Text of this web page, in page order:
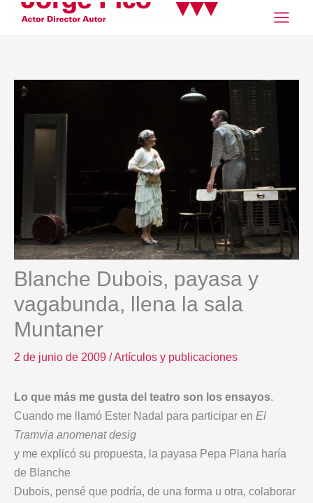
Blanche Dubois, payasa y
vagabunda, llena la sala
Muntaner
2 de junio de 2009 /Artículos y publicaciones
Lo que más me gusta del teatro son los ensayos.
Cuando me llamó Ester Nadal para participar en El
Tramvia anomenat desig
y me explicó su propuesta, la payasa Pepa Plana haría
de Blanche
Dubois, pensé que podría, de una forma u otra, colaborar